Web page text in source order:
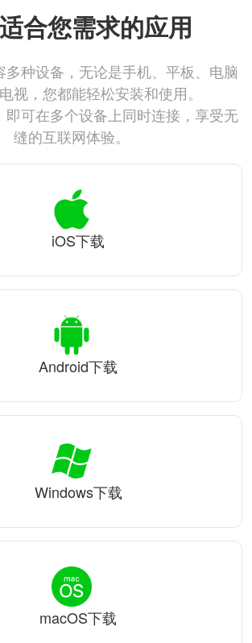
合您需求的应用
多种设备，无论是手机、平板、电脑
视，您都能轻松安装和使用。
即可在多个设备上同时连接，享受无
缝的互联网体验。
iOS下载
Android下载
Windows下载
macOS下载